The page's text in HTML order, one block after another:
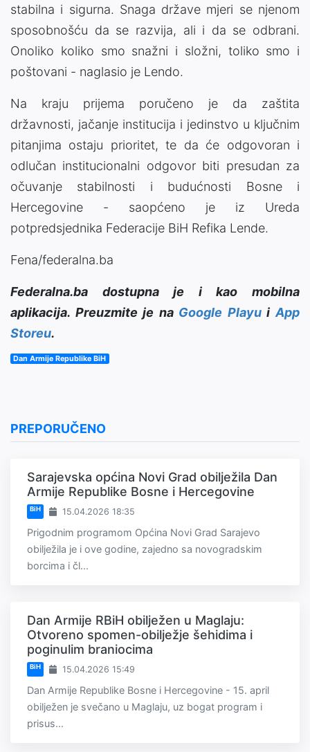
stabilna i sigurna. Snaga države mjeri se njenom
sposobnošću da se razvija, ali i da se odbrani.
Onoliko koliko smo snažni i složni, toliko smo i
poštovani - naglasio je Lendo.
Na kraju prijema poručeno je da zaštita
državnosti, jačanje institucija i jedinstvo u ključnim
pitanjima ostaju prioritet, te da će odgovoran i
odlučan institucionalni odgovor biti presudan za
očuvanje stabilnosti i budućnosti Bosne i
Hercegovine - saopćeno je iz Ureda
potpredsjednika Federacije BiH Refika Lende.
Fena/federalna.ba
Federalna.ba dostupna je i kao mobilna
aplikacija. Preuzmite je na Google PlayuiApp
Storeu.
Dan Armije Republike BiH
PREPORUČENO
Sarajevska općina Novi Grad obilježila Dan
Armije Republike Bosne i Hercegovine
BiH 15.04.2026 18:35
Prigodnim programom Općina Novi Grad Sarajevo
obilježila je i ove godine, zajedno sa novogradskim
borcima i čl...
Dan Armije RBiH obilježen u Maglaju:
Otvoreno spomen-obilježje šehidima i
poginulim braniocima
BiH 15.04.2026 15:49
Dan Armije Republike Bosne i Hercegovine - 15. april
obilježen je svečano u Maglaju, uz bogat program i
prisus...